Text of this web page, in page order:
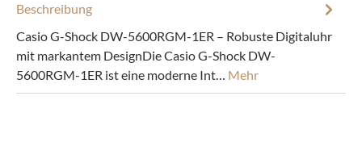
Beschreibung
Casio G-Shock DW-5600RGM-1ER – Robuste Digitaluhr
mit markantem DesignDie Casio G-Shock DW-
5600RGM-1ER ist eine moderne Int… Mehr